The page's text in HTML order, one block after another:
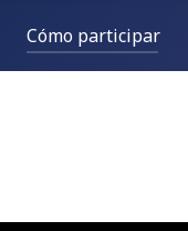
Cómo participar